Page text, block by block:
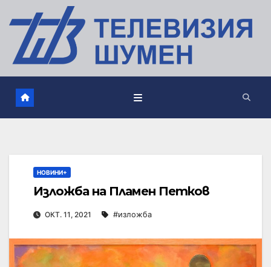
НОВИНИ+
Изложба на Пламен Петков
ОКТ. 11, 2021 #изложба